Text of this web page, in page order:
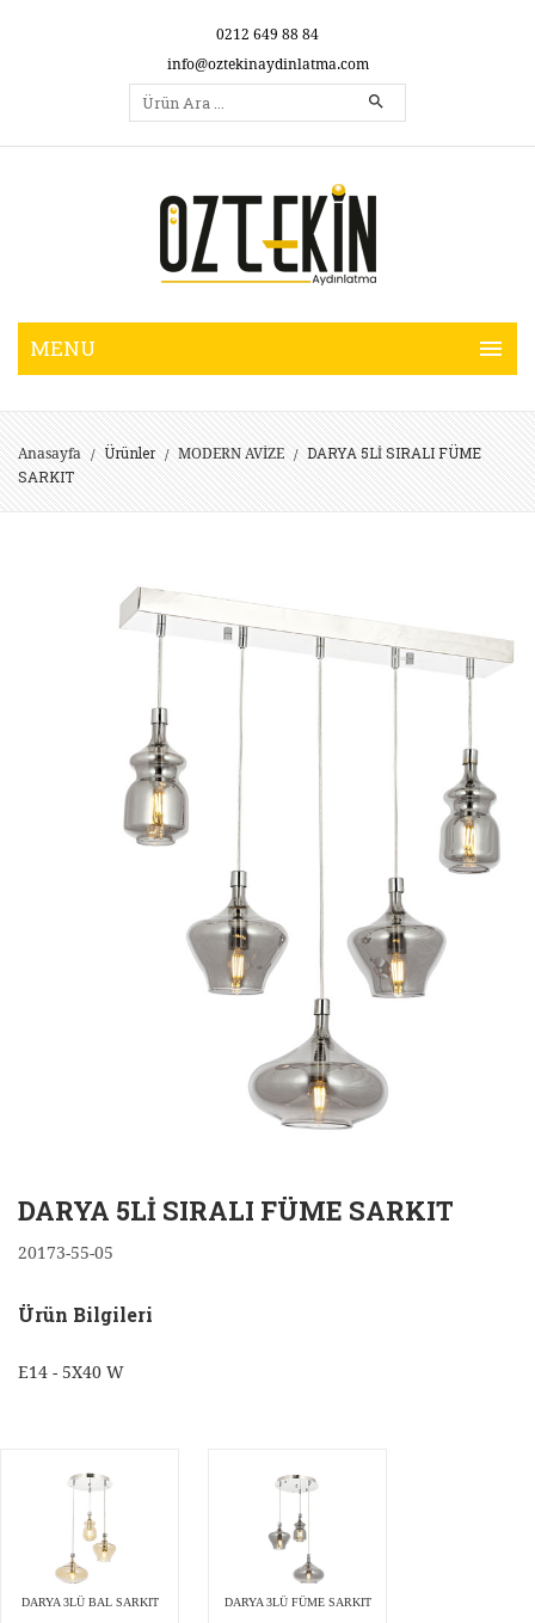
0212 649 88 84
info@oztekinaydinlatma.com
Anasayfa / Ürünler / MODERN AVİZE / DARYA 5Lİ SIRALI FÜME
SARKIT
DARYA 5Lİ SIRALI FÜME SARKIT
20173-55-05
Ürün Bilgileri
E14 - 5X40 W
DARYA 3LÜ BAL SARKIT DARYA 3LÜ FÜME SARKIT